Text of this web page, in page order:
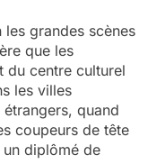
grandes scènes
que les
du centre culturel
les villes
quand
coupeurs de tête
un diplômé de